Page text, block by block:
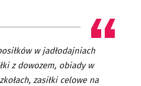
w jadłodajniach
z dowozem, obiady w
zasiłki celowe na